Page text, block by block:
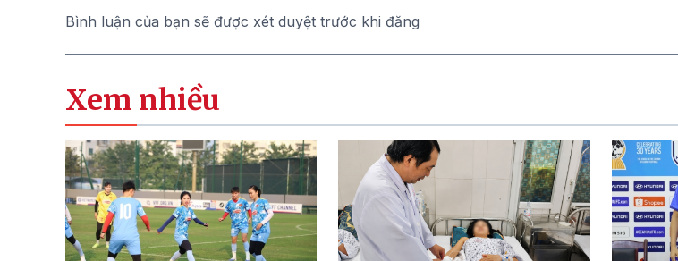
Bình luận của bạn sẽ được xét duyệt trước khi đăng
Xem nhiều